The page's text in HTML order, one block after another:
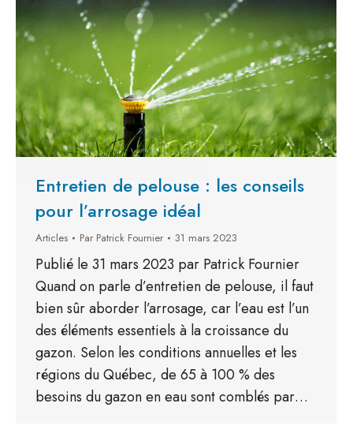
Entretien de pelouse : les conseils
pour l’arrosage idéal
Articles Par Patrick Fournier 31 mars 2023
Publié le 31 mars 2023 par Patrick Fournier
Quand on parle d’entretien de pelouse, il faut
bien sûr aborder l’arrosage, car l’eau est l’un
des éléments essentiels à la croissance du
gazon. Selon les conditions annuelles et les
régions du Québec, de 65 à 100 % des
besoins du gazon en eau sont comblés par…